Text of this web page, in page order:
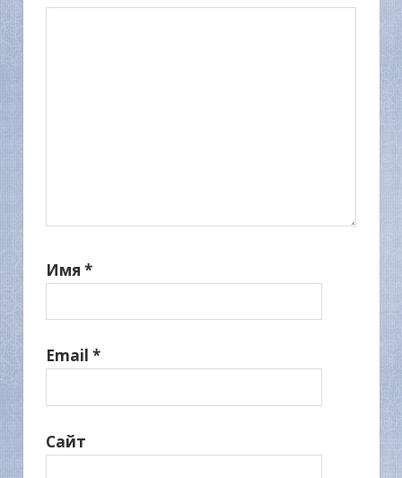
Имя *
Email *
Сайт